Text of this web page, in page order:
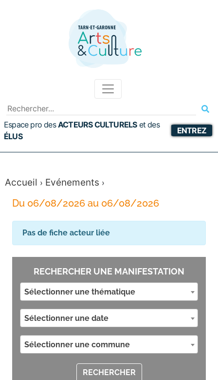
Espace pro desACTEURS CULTURELS etdes
ÉLUS
ENTREZ
Accueil › Evénements ›
Du 06/08/2026 au 06/08/2026
Pas de fiche acteur liée
RECHERCHER UNE MANIFESTATION
Sélectionner une thématique
Sélectionner une date
Sélectionner une commune
RECHERCHER